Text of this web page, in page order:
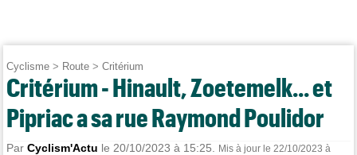
Cyclisme > Route >Critérium
Critérium - Hinault, Zoetemelk... et
Pipriac a sa rue Raymond Poulidor
ParCyclism'Actu le 20/10/2023 à 15:25.
Mis à jour le 22/10/2023 à